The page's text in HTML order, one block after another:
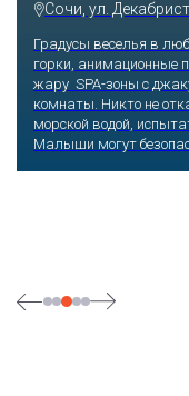
Сочи, ул.
Градусы веселья в
горки, анимационные
жару SPA-зоны с
комнаты. Никто не
морской водой,
Малыши могут